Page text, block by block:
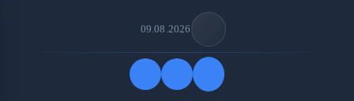
09.08.2026